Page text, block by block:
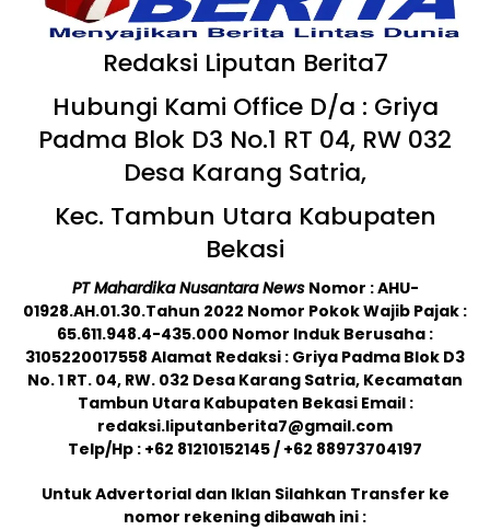
Redaksi Liputan Berita7
Hubungi Kami Office D/a : Griya
Padma Blok D3 No.1 RT 04, RW 032
Desa Karang Satria,
Kec. Tambun Utara Kabupaten
Bekasi
PT Mahardika Nusantara News Nomor : AHU-
01928.AH.01.30.Tahun 2022 Nomor Pokok Wajib Pajak :
65.611.948.4-435.000 Nomor Induk Berusaha :
3105220017558 Alamat Redaksi : Griya Padma Blok D3
No. 1 RT. 04, RW. 032 Desa Karang Satria, Kecamatan
Tambun Utara Kabupaten Bekasi Email :
redaksi.liputanberita7@gmail.com
Telp/Hp : +62 81210152145 / +62 88973704197
Untuk Advertorial dan Iklan Silahkan Transfer ke
nomor rekening dibawah ini :